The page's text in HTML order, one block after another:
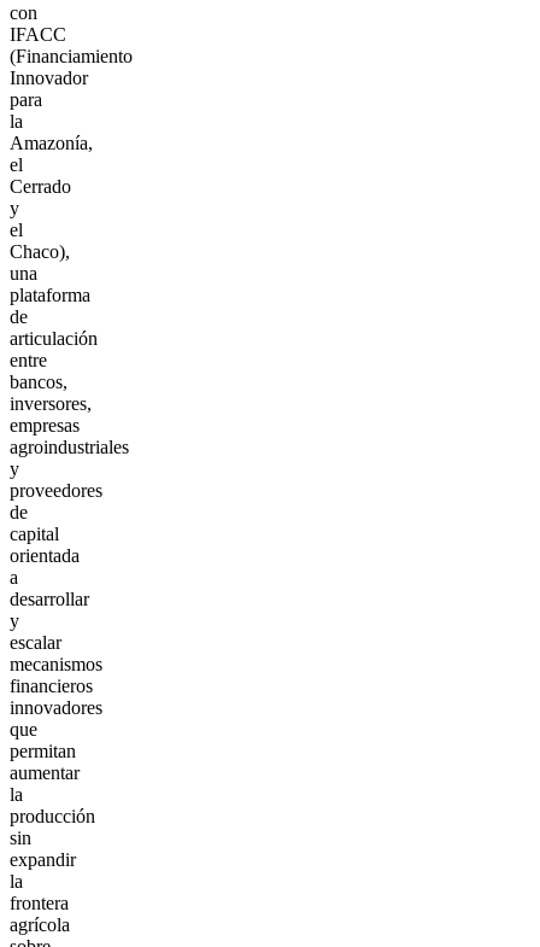
con
IFACC
(Financiamiento
Innovador
para
la
Amazonía,
el
Cerrado
y
el
Chaco),
una
plataforma
de
articulación
entre
bancos,
inversores,
empresas
agroindustriales
y
proveedores
de
capital
orientada
a
desarrollar
y
escalar
mecanismos
financieros
innovadores
que
permitan
aumentar
la
producción
sin
expandir
la
frontera
agrícola